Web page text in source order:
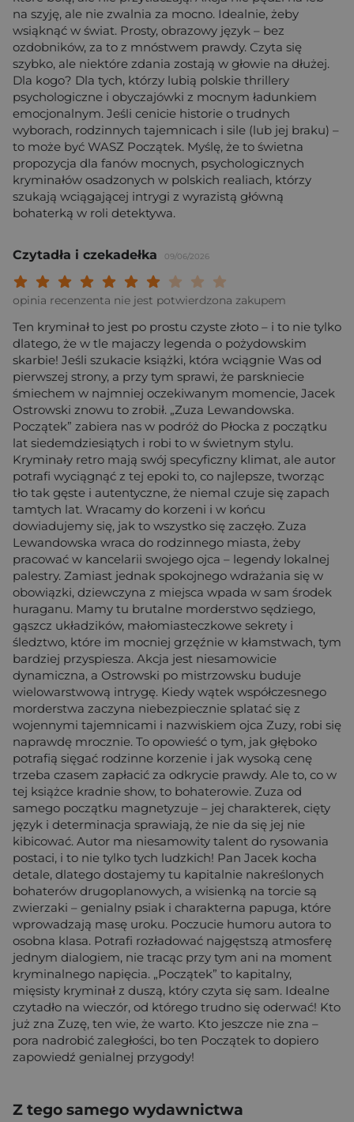
na szyję, ale nie zwalnia za mocno. Idealnie, żeby
wsiąknąć w świat. Prosty, obrazowy język – bez
ozdobników, za to z mnóstwem prawdy. Czyta się
szybko, ale niektóre zdania zostają w głowie na dłużej.
Dla kogo? Dla tych, którzy lubią polskie thrillery
psychologiczne i obyczajówki z mocnym ładunkiem
emocjonalnym. Jeśli cenicie historie o trudnych
wyborach, rodzinnych tajemnicach i sile (lub jej braku) –
to może być WASZ Początek. Myślę, że to świetna
propozycja dla fanów mocnych, psychologicznych
kryminałów osadzonych w polskich realiach, którzy
szukają wciągającej intrygi z wyrazistą główną
bohaterką w roli detektywa.
Czytadła i czekadełka 09/06/2026
Twoja ocena:
Twoja ocena: Wybitna 9/
Twoja ocena: Rewelacyjna 8/
Twoja ocena: Bardzo dobra 7/10"
Twoja ocena: Dobra 6/10"
Twoja ocena: Przeciętna 5/10"
Twoja ocena: Może być 4/10"
Twoja ocena: Słaba 3/10"
Twoja ocena: Bardzo słaba 2/10"
Twoja ocena: Beznadziejna 1/10"
opinia recenzenta nie jest potwierdzona zakupem
Ten kryminał to jest po prostu czyste złoto – i to nie tylko
dlatego, że w tle majaczy legenda o pożydowskim
skarbie! Jeśli szukacie książki, która wciągnie Was od
pierwszej strony, a przy tym sprawi, że parskniecie
śmiechem w najmniej oczekiwanym momencie, Jacek
Ostrowski znowu to zrobił. „Zuza Lewandowska.
Początek” zabiera nas w podróż do Płocka z początku
lat siedemdziesiątych i robi to w świetnym stylu.
Kryminały retro mają swój specyficzny klimat, ale autor
potrafi wyciągnąć z tej epoki to, co najlepsze, tworząc
tło tak gęste i autentyczne, że niemal czuje się zapach
tamtych lat. Wracamy do korzeni i w końcu
dowiadujemy się, jak to wszystko się zaczęło. Zuza
Lewandowska wraca do rodzinnego miasta, żeby
pracować w kancelarii swojego ojca – legendy lokalnej
palestry. Zamiast jednak spokojnego wdrażania się w
obowiązki, dziewczyna z miejsca wpada w sam środek
huraganu. Mamy tu brutalne morderstwo sędziego,
gąszcz układzików, małomiasteczkowe sekrety i
śledztwo, które im mocniej grzęźnie w kłamstwach, tym
bardziej przyspiesza. Akcja jest niesamowicie
dynamiczna, a Ostrowski po mistrzowsku buduje
wielowarstwową intrygę. Kiedy wątek współczesnego
morderstwa zaczyna niebezpiecznie splatać się z
wojennymi tajemnicami i nazwiskiem ojca Zuzy, robi się
naprawdę mrocznie. To opowieść o tym, jak głęboko
potrafią sięgać rodzinne korzenie i jak wysoką cenę
trzeba czasem zapłacić za odkrycie prawdy. Ale to, co w
tej książce kradnie show, to bohaterowie. Zuza od
samego początku magnetyzuje – jej charakterek, cięty
język i determinacja sprawiają, że nie da się jej nie
kibicować. Autor ma niesamowity talent do rysowania
postaci, i to nie tylko tych ludzkich! Pan Jacek kocha
detale, dlatego dostajemy tu kapitalnie nakreślonych
bohaterów drugoplanowych, a wisienką na torcie są
zwierzaki – genialny psiak i charakterna papuga, które
wprowadzają masę uroku. Poczucie humoru autora to
osobna klasa. Potrafi rozładować najgęstszą atmosferę
jednym dialogiem, nie tracąc przy tym ani na moment
kryminalnego napięcia. „Początek” to kapitalny,
mięsisty kryminał z duszą, który czyta się sam. Idealne
czytadło na wieczór, od którego trudno się oderwać! Kto
już zna Zuzę, ten wie, że warto. Kto jeszcze nie zna –
pora nadrobić zaległości, bo ten Początek to dopiero
zapowiedź genialnej przygody!
Z tego samego wydawnictwa